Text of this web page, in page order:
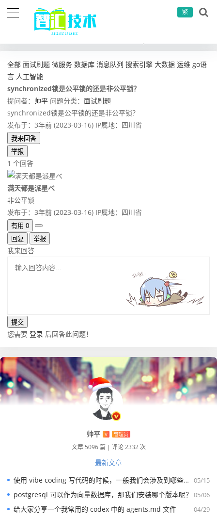
繁
全部 面试刷题 微服务 数据库 消息队列 搜索引擎 大数据 运维 go语
言 人工智能
synchronized锁是公平锁的还是非公平锁？
提问者： 帅平 问题分类： 面试刷题
synchronized锁是公平锁的还是非公平锁？
发布于：3年前 (2023-03-16) IP属地：四川省
我来回答
举报
1 个回答
满天都是派星べ
非公平锁
发布于：3年前 (2023-03-16) IP属地：四川省
有用 0
回复
举报
我来回答
您需要 登录 后回答此问题！
帅平 V 管理员
文章 5096 篇 | 评论 2332 次
最新文章
05/15
使用 vibe coding 写代码的时候，一般我们会涉及到哪些提示词？
05/06
postgresql 可以作为向量数据库，那我们安装哪个版本呢？
04/29
给大家分享一个我常用的 codex 中的 agents.md 文件